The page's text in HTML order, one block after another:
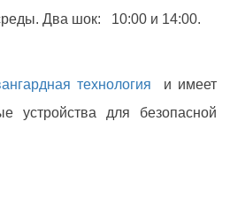
Два шок: 10:00 и 14:00.
технология и имеет
устройства для безопасной